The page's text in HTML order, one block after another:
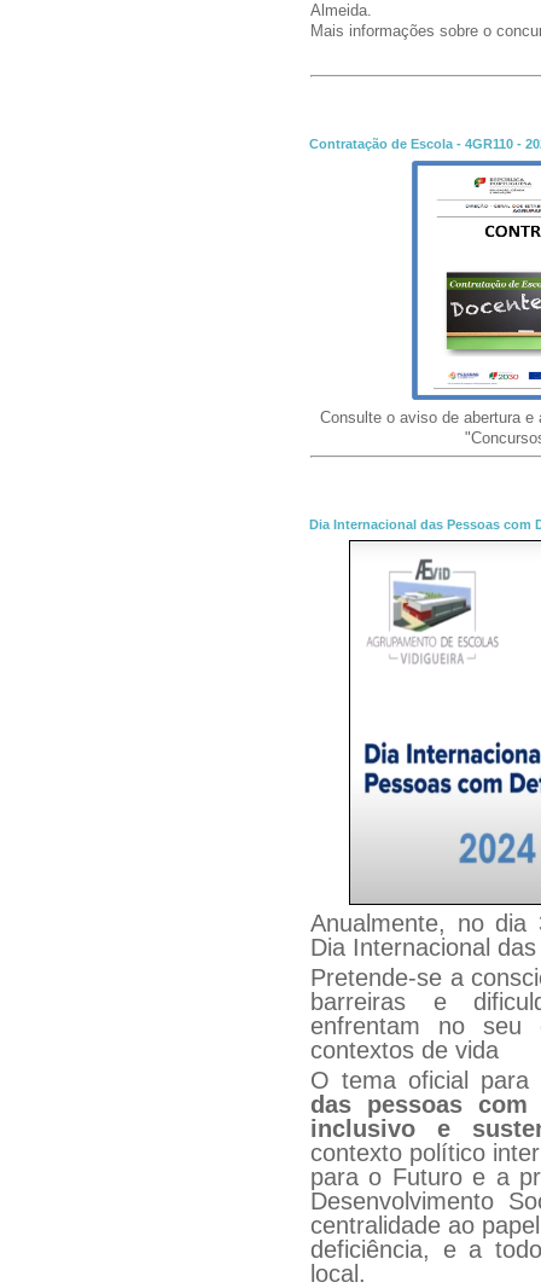
Almeida.
Mais informações sobre o
Contratação de Escola - 4GR110 -
Consulte o aviso de abertura
Dia Internacional das Pessoas com
Anualmente, no dia
Dia Internacional
Pretende-se a
barreiras e
enfrentam no seu
contextos de vida
O tema oficial para
das pessoas
inclusivo e
contexto político
para o Futuro e a
Desenvolvimento
centralidade ao
deficiência, e a
local.